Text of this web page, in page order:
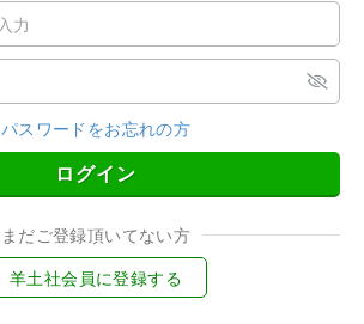
パスワードをお忘れの方
ログイン
まだご登録頂いてない方
羊土社会員に登録する